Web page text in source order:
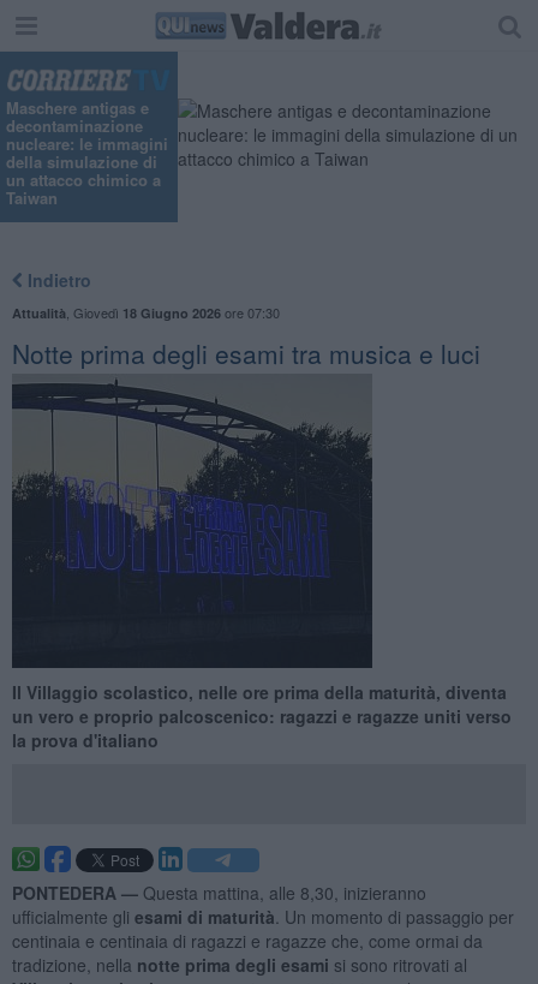
Maschere antigas e
decontaminazione
nucleare: le immagini
della simulazione di
un attacco chimico a
Taiwan
Indietro
Attualità Giovedì 18 Giugno 2026ore 07:30
Notte prima degli esami tra musica e luci
Il Villaggio scolastico, nelle ore prima della maturità, diventa
un vero e proprio palcoscenico: ragazzi e ragazze uniti verso
la prova d'italiano
PONTEDERA — Questa mattina, alle 8,30, inizieranno
ufficialmente gli esami di maturità . Un momento di passaggio per
centinaia e centinaia di ragazzi e ragazze che, come ormai da
tradizione, nella notte prima degli esami si sono ritrovati al